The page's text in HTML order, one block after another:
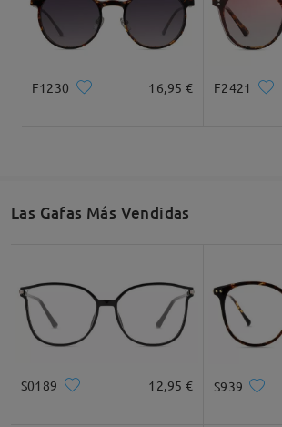
Michele onDec 9 , 2025
Deje su comentario
F1230 16,95 € F2421
Las Gafas Más Vendidas
S0189 12,95 € S939